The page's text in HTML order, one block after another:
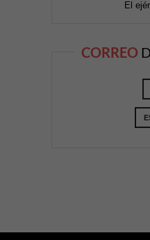
El
CORREO